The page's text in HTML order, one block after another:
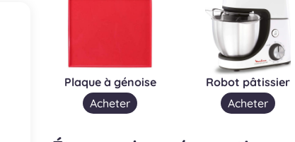
Plaque à génoise
Acheter
Robot pâtissier
Acheter